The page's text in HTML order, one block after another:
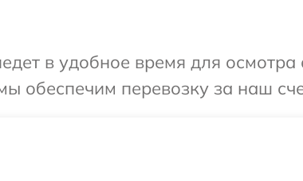
в удобное время для осмотра
обеспечим перевозку за наш